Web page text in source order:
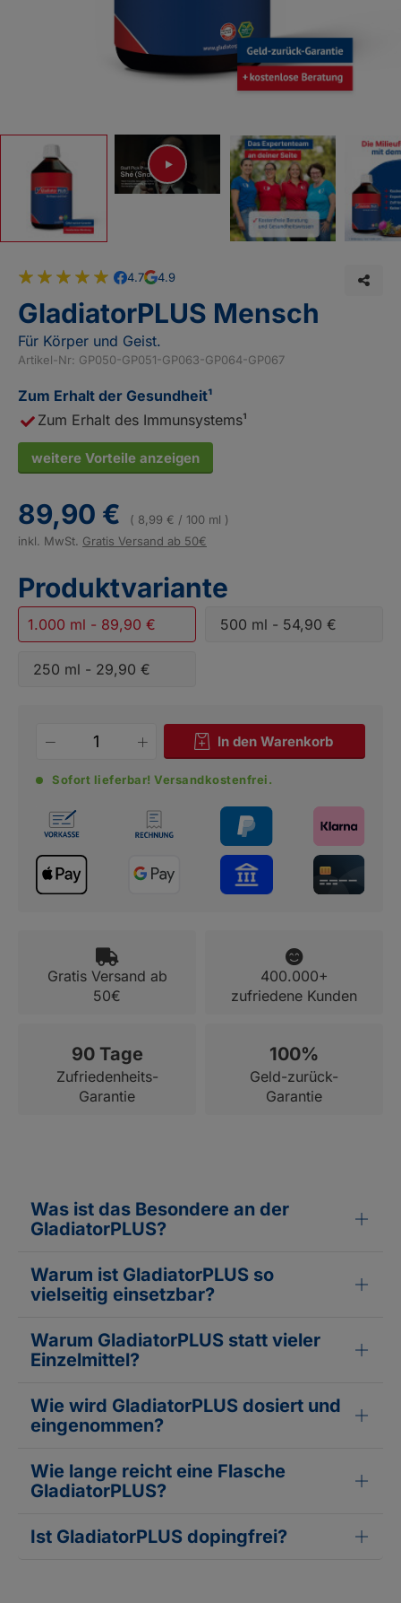
Play video
% of
4.7 4.9 Teilen
GladiatorPLUS Mensch
Für Körper und Geist.
Artikel-Nr GP050-GP051-GP063-GP064-GP067
Zum Erhalt der Gesundheit¹
Zum Erhalt des Immunsystems¹
weitere Vorteile anzeigen
89,90 €
( 8,99 € / 100 ml )
inkl. MwSt. Gratis Versand ab 50€
Produktvariante
1.000 ml - 89,90 € 500 ml - 54,90 €
250 ml - 29,90 €
In den Warenkorb
Sofort lieferbar! Versandkostenfrei.
Gratis Versand ab
50€
400.000+
zufriedene Kunden
90 Tage
Zufriedenheits-
Garantie
100%
Geld-zurück-
Garantie
Was ist das Besondere an der
GladiatorPLUS?
Warum ist GladiatorPLUS so
vielseitig einsetzbar?
Warum GladiatorPLUS statt vieler
Einzelmittel?
Wie wird GladiatorPLUS dosiert und
eingenommen?
Wie lange reicht eine Flasche
GladiatorPLUS?
Ist GladiatorPLUS dopingfrei?